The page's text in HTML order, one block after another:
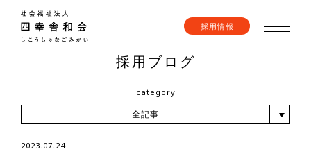
採用情報
採用ブログ
category
全記事
2023.07.24